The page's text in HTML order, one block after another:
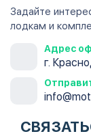
Задайте
лодкам и
Адрес
г.